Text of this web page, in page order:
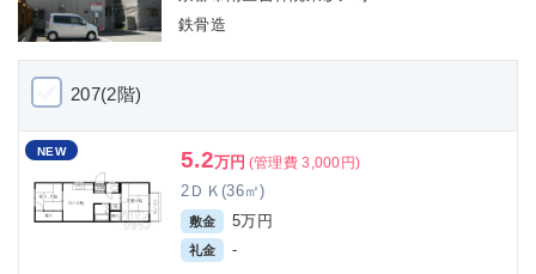
鉄骨造
207(2階)
NEW 5.2万円 (管理費 3,000円)
2ＤＫ(36㎡)
敷金 5万円
礼金 -